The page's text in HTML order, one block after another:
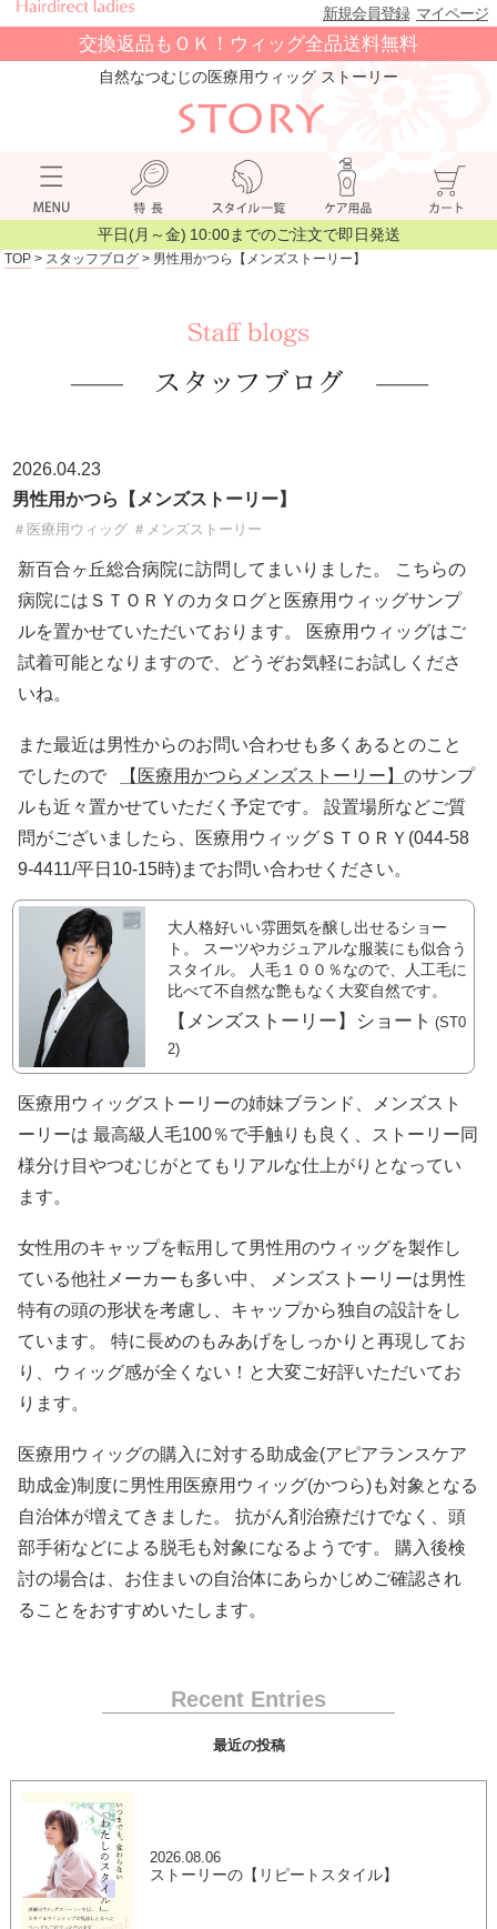
新規会員登録 マイページ
交換返品もＯＫ！ウィッグ全品送料無料
自然なつむじの医療用ウィッグ ストーリー
平日(月～金) 10:00までのご注文で即日発送
TOP > スタッフブログ > 男性用かつら【メンズストーリー】
2026.04.23
男性用かつら【メンズストーリー】
＃医療用ウィッグ ＃メンズストーリー
新百合ヶ丘総合病院に訪問してまいりました。 こちらの
病院にはＳＴＯＲＹのカタログと医療用ウィッグサンプ
ルを置かせていただいております。 医療用ウィッグはご
試着可能となりますので、どうぞお気軽にお試しくださ
いね。
また最近は男性からのお問い合わせも多くあるとのこと
でしたので
【医療用かつらメンズストーリー】のサンプ
ルも近々置かせていただく予定です。 設置場所などご質
問がございましたら、医療用ウィッグＳＴＯＲＹ(044-58
9-4411/平日10-15時)までお問い合わせください。
大人格好いい雰囲気を醸し出せるショー
ト。 スーツやカジュアルな服装にも似合う
スタイル。 人毛１００％なので、人工毛に
比べて不自然な艶もなく大変自然です。
【メンズストーリー】ショート (ST0
2)
医療用ウィッグストーリーの姉妹ブランド、メンズスト
ーリーは 最高級人毛100％で手触りも良く、ストーリー同
様分け目やつむじがとてもリアルな仕上がりとなってい
ます。
女性用のキャップを転用して男性用のウィッグを製作し
ている他社メーカーも多い中、 メンズストーリーは男性
特有の頭の形状を考慮し、キャップから独自の設計をし
ています。 特に長めのもみあげをしっかりと再現してお
り、ウィッグ感が全くない！と大変ご好評いただいてお
ります。
医療用ウィッグの購入に対する助成金(アピアランスケア
助成金)制度に男性用医療用ウィッグ(かつら)も対象となる
自治体が増えてきました。 抗がん剤治療だけでなく、頭
部手術などによる脱毛も対象になるようです。 購入後検
討の場合は、お住まいの自治体にあらかじめご確認され
ることをおすすめいたします。
Recent Entries
最近の投稿
2026.08.06
ストーリーの【リピートスタイル】